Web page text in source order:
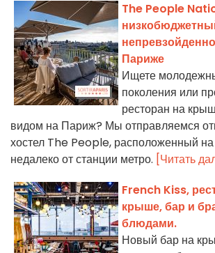
The People
Париже
Ищете
поколения или
ресторан на
видом на Париж? Мы отправляемся
хостел The People, расположенный
недалеко от станции метро. [Читать
French Kiss,
крыше, бар и
блюдами.
Новый бар на